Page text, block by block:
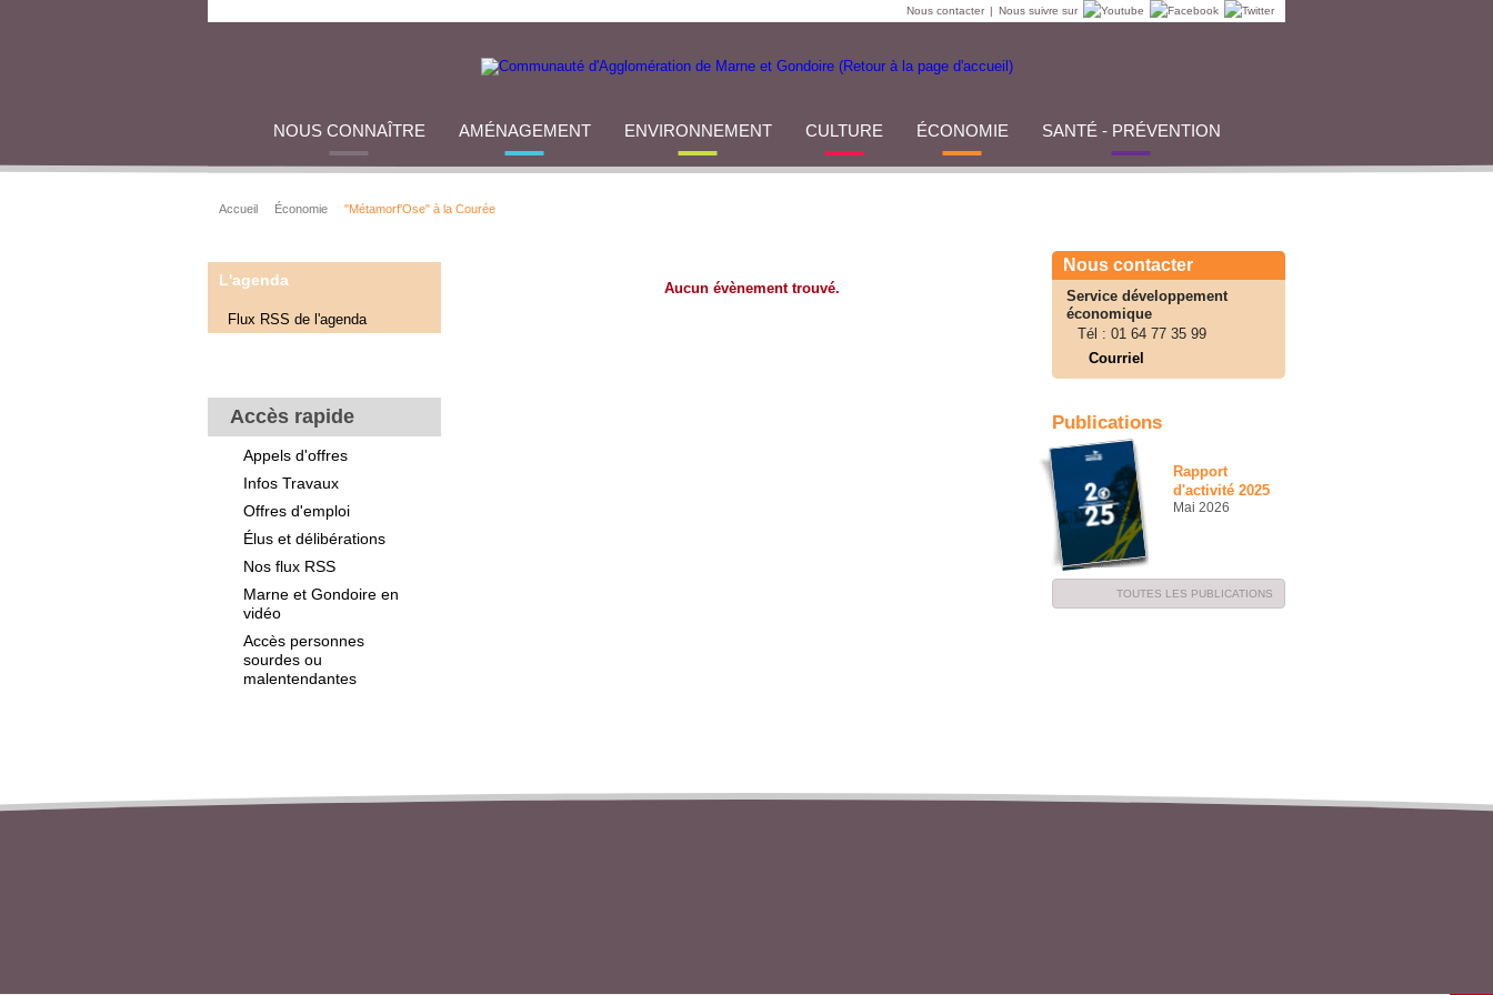
Nous contacter | Nous suivre sur
NOUS CONNAÎTRE AMÉNAGEMENT ENVIRONNEMENT CULTURE ÉCONOMIE SANTÉ - PRÉVENTION
Accueil Économie "Métamorf'Ose" à la Courée
L'agenda
Flux RSS de l'agenda
Accès rapide
Appels d'offres
Infos Travaux
Offres d'emploi
Élus et délibérations
Nos flux RSS
Marne et Gondoire en
vidéo
Accès personnes
sourdes ou
malentendantes
Aucun évènement trouvé.
Nous contacter
Service développement
économique
Tél : 01 64 77 35 99
Courriel
Publications
Rapport
d'activité 2025
Mai 2026
TOUTES LES PUBLICATIONS